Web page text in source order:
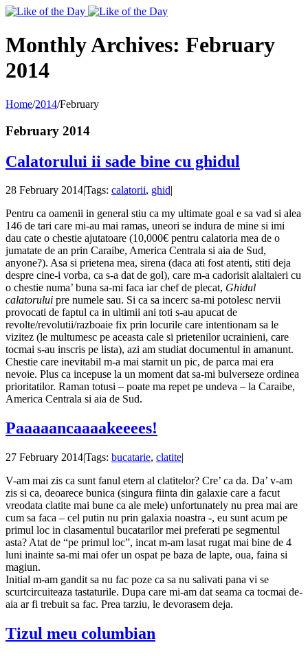
Toggle
Area
Monthly Archives: February
2014
Home/2014/February
February 2014
Calatorului ii sade bine cu ghidul
28 February 2014|Tags: calatorii, ghid|
Pentru ca oamenii in general stiu ca my ultimate goal e sa vad si alea
146 de tari care mi-au mai ramas, uneori se indura de mine si imi
dau cate o chestie ajutatoare (10,000€ pentru calatoria mea de o
jumatate de an prin Caraibe, America Centrala si aia de Sud,
anyone?). Asa si prietena mea, sirena (daca ati fost atenti, stiti deja
despre cine-i vorba, ca s-a dat de gol), care m-a cadorisit alaltaieri cu
o chestie numa’ buna sa-mi faca iar chef de plecat, Ghidul
calatorului pre numele sau. Si ca sa incerc sa-mi potolesc nervii
provocati de faptul ca in ultimii ani toti s-au apucat de
revolte/revolutii/razboaie fix prin locurile care intentionam sa le
vizitez (le multumesc pe aceasta cale si prietenilor ucrainieni, care
tocmai s-au inscris pe lista), azi am studiat documentul in amanunt.
Chestie care inevitabil m-a mai starnit un pic, de parca mai era
nevoie. Plus ca incepuse la un moment dat sa-mi bulverseze ordinea
prioritatilor. Raman totusi – poate ma repet pe undeva – la Caraibe,
America Centrala si aia de Sud.
Paaaaancaaaakeeees!
27 February 2014|Tags: bucatarie, clatite|
V-am mai zis ca sunt fanul etern al clatitelor? Cre’ ca da. Da’ v-am
zis si ca, deoarece bunica (singura fiinta din galaxie care a facut
vreodata clatite mai bune ca ale mele) unfortunately nu prea mai are
cum sa faca – cel putin nu prin galaxia noastra -, eu sunt acum pe
primul loc in clasamentul bucatarilor mei preferati pe segmentul
asta? Atat de “pe primul loc”, incat m-am lasat rugat mai bine de 4
luni inainte sa-mi mai ofer un ospat pe baza de lapte, oua, faina si
magiun.
Initial m-am gandit sa nu fac poze ca sa nu salivati pana vi se
scurtcircuiteaza tastaturile. Dupa care mi-am dat seama ca tocmai de-
aia ar fi trebuit sa fac. Prea tarziu, le devorasem deja.
Tizul meu columbian